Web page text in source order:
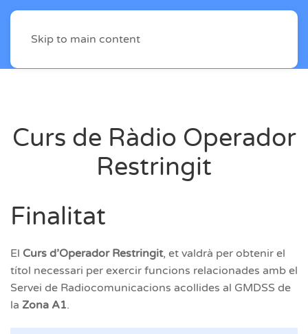
Skip to main content
Curs de Ràdio Operador
Restringit
Finalitat
El Curs d’Operador Restringit, et valdrà per obtenir el
títol necessari per exercir funcions relacionades amb el
Servei de Radiocomunicacions acollides al GMDSS de
la Zona A1.